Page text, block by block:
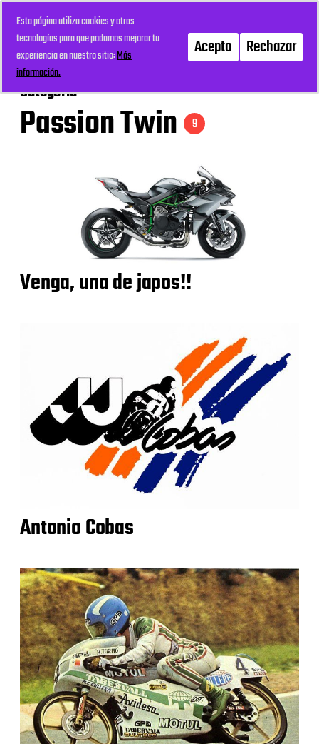
mi recreo Menú
Categoría
Passion Twin 9
Venga, una de japos!!
Antonio Cobas
Esta página utiliza cookies y otras
tecnologías para que podamos mejorar tu
experiencia en nuestro sitio:Más
información.
Acepto Rechazar